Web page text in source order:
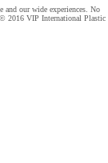
and our wide experiences. No
2016 VIP International Plastic